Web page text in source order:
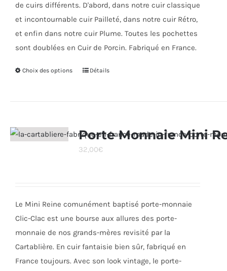
de cuirs différents. D'abord, dans notre cuir classique
et incontournable cuir Pailleté, dans notre cuir Rétro,
et enfin dans notre cuir Plume. Toutes les pochettes
sont doublées en Cuir de Porcin. Fabriqué en France.
Choix des options
Ce
variations.
Les
choisies
page
Détails
Porte Monnaie Mini
32,00€
Le Mini Reine comunément baptisé porte-monnaie
Clic-Clac est une bourse aux allures des porte-
monnaie de nos grands-mères revisité par la
Cartablière. En cuir fantaisie bien sûr, fabriqué en
France toujours. Avec son look vintage, le porte-